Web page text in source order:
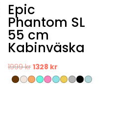
Epic
Phantom SL
55 cm
Kabinväska
1999kr Det
ursprungliga
1328 kr
nuvarande